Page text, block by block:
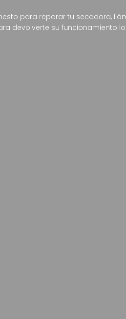
para reparar tu secadora,
devolverte su funcionamiento